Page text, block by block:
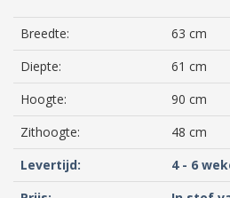
Breedte:
63 cm
Diepte:
61 cm
Hoogte:
90 cm
Zithoogte:
48 cm
Levertijd:
4 - 6